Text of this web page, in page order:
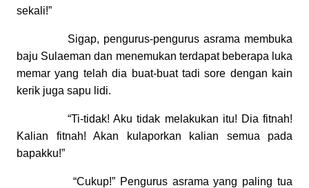
sekali!”
Sigap, pengurus-pengurus asrama membuka
baju Sulaeman dan menemukan terdapat beberapa luka
memar yang telah dia buat-buat tadi sore dengan kain
kerik juga sapu lidi.
“Ti-tidak! Aku tidak melakukan itu! Dia fitnah!
Kalian fitnah! Akan kulaporkan kalian semua pada
bapakku!”
“Cukup!” Pengurus asrama yang paling tua